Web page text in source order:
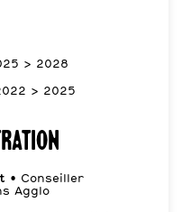
> 2028
> 2025
• Conseiller
Agglo